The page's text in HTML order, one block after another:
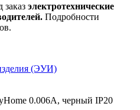
электротехнические
Подробности
(ЭУИ)
0.006А, черный IP20